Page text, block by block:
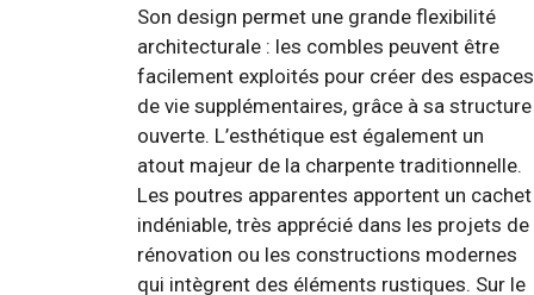
Son design permet une grande flexibilité
architecturale : les combles peuvent être
facilement exploités pour créer des espaces
de vie supplémentaires, grâce à sa structure
ouverte. L’esthétique est également un
atout majeur de la charpente traditionnelle.
Les poutres apparentes apportent un cachet
indéniable, très apprécié dans les projets de
rénovation ou les constructions modernes
qui intègrent des éléments rustiques. Sur le